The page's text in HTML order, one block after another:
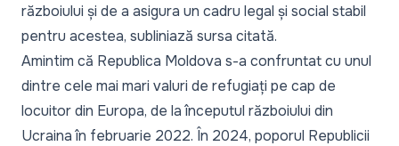
războiului și de a asigura un cadru legal și social stabil
pentru acestea, subliniază sursa citată.
Amintim că Republica Moldova s-a confruntat cu unul
dintre cele mai mari valuri de refugiați pe cap de
locuitor din Europa, de la începutul războiului din
Ucraina în februarie 2022. În 2024, poporul Republicii